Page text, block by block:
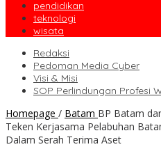
pendidikan
teknologi
wisata
Redaksi
Pedoman Media Cyber
Visi & Misi
SOP Perlindungan Profesi
Homepage / Batam BP Batam
Teken Kerjasama Pelabuhan
Dalam Serah Terima Aset